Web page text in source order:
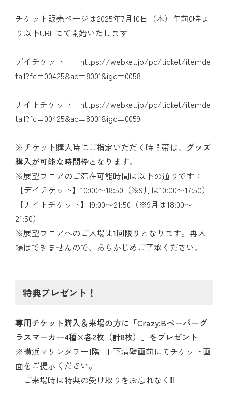
チケット販売ページは2025年7月10日（木）午前0時よ
り以下URLにて開始いたします
デイチケット https://webket.jp/pc/ticket/itemde
tail?fc=00425&ac=8001&igc=0058
ナイトチケット https://webket.jp/pc/ticket/itemde
tail?fc=00425&ac=8001&igc=0059
※チケット購入時にご指定いただく時間帯は、 グッズ
購入が可能な時間枠となります。
※展望フロアのご滞在可能時間は以下の通りです：
【デイチケット】10:00〜18:50（※9月は10:00〜17:50）
【ナイトチケット】19:00〜21:50（※9月は18:00〜
21:50）
※展望フロアへのご入場は1回限り となります。再入
場はできませんので、あらかじめご了承ください。
特典プレゼント！
専用チケット購入＆来場の方に「Crazy:Bペーパーグ
ラスマーカー4種×各2枚（計8枚）」をプレゼント
※横浜マリンタワー1階_山下清壁画前にてチケット画
面をご提示ください。
ご来場時は特典の受け取りをお忘れなく‼